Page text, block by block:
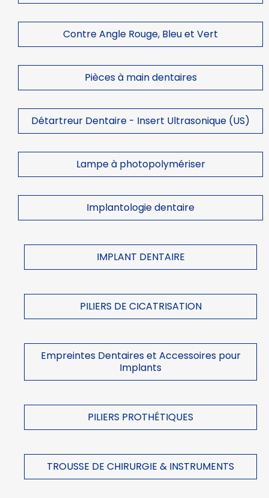
Contre Angle Rouge, Bleu et Vert
Pièces à main dentaires
Détartreur Dentaire - Insert Ultrasonique (US)
Lampe à photopolymériser
Implantologie dentaire
IMPLANT DENTAIRE
PILIERS DE CICATRISATION
Empreintes Dentaires et Accessoires pour
Implants
PILIERS PROTHÉTIQUES
TROUSSE DE CHIRURGIE & INSTRUMENTS